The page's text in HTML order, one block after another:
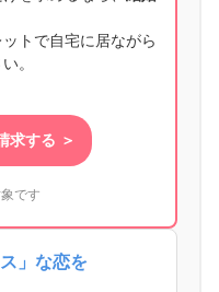
トで自宅に居ながら
。
求する ＞
です
」な恋を